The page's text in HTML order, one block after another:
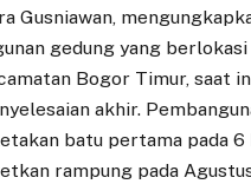
Gusniawan,
gedung yang berlokasi
Bogor Timur, saat
akhir.
batu pertama pada
rampung pada